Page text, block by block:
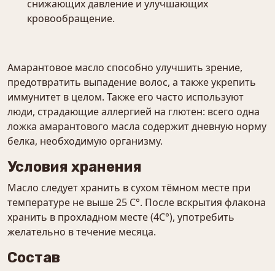
снижающих давление и улучшающих
кровообращение.
Амарантовое масло способно улучшить зрение,
предотвратить выпадение волос, а также укрепить
иммунитет в целом. Также его часто используют
люди, страдающие аллергией на глютен: всего одна
ложка амарантового масла содержит дневную норму
белка, необходимую организму.
Условия хранения
Масло следует хранить в сухом тёмном месте при
температуре не выше 25 С°. После вскрытия флакона
хранить в прохладном месте (4С°), употребить
желательно в течение месяца.
Состав